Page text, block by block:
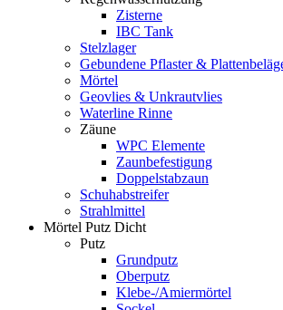
Zisterne
IBC Tank
Stelzlager
Gebundene Pflaster &
Mörtel
Geovlies & Unkrautvlies
Waterline Rinne
Zäune
WPC Elemente
Zaunbefestigung
Doppelstabzaun
Schuhabstreifer
Strahlmittel
Mörtel Putz Dicht
Putz
Grundputz
Oberputz
Klebe-/Amiermörtel